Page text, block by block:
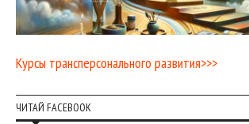
Курсы трансперсонального развития>>>
ЧИТАЙ FACEBOOK